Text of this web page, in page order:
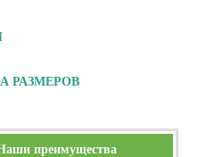
РАЗМЕРОВ
преимущества